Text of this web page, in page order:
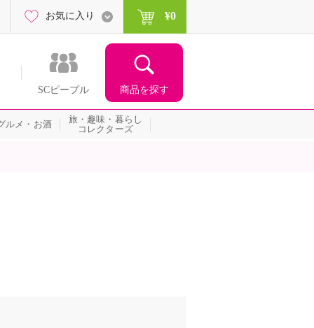
SCピープル 商品を探す
お気に入り ¥0
ルメ・お酒
旅・趣味・暮らし
コレクターズ